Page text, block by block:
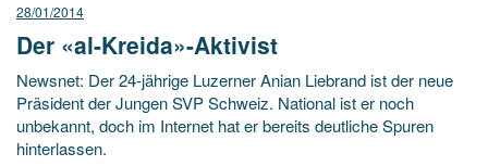
28/01/2014
Der «al-Kreida»-Aktivist
Newsnet: Der 24-jährige Luzerner Anian Liebrand ist der neue
Präsident der Jungen SVP Schweiz. National ist er noch
unbekannt, doch im Internet hat er bereits deutliche Spuren
hinterlassen.